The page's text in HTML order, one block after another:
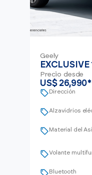
Geely
Precio desde
US$
Dirección
Alzavidrios
Material del
Volante
Bluetooth